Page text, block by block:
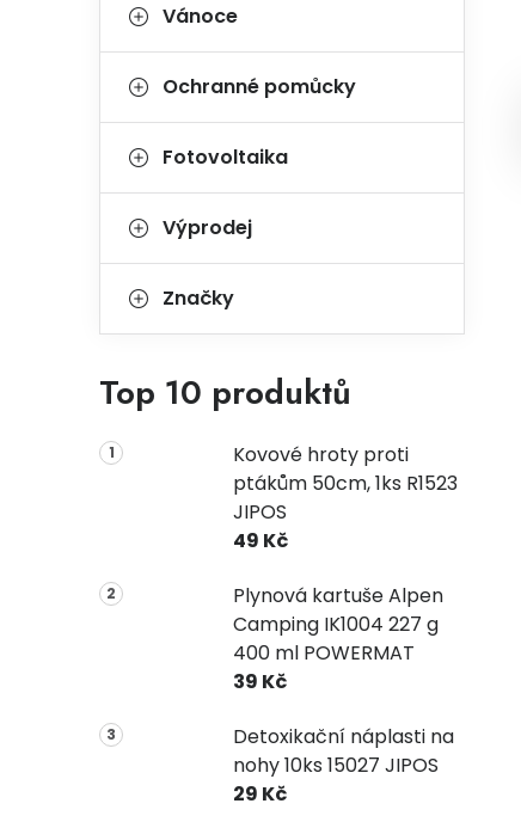
Vánoce
Ochranné pomůcky
Fotovoltaika
Výprodej
Značky
Top 10 produktů
Kovové hroty proti
ptákům 50cm, 1ks R1523
JIPOS
49 Kč
Plynová kartuše Alpen
Camping IK1004 227 g
400 ml POWERMAT
39 Kč
Detoxikační náplasti na
nohy 10ks 15027 JIPOS
29 Kč